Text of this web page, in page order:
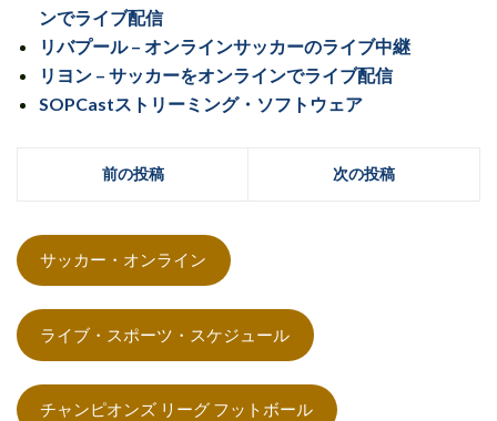
ンでライブ配信
リバプール – オンラインサッカーのライブ中継
リヨン – サッカーをオンラインでライブ配信
SOPCastストリーミング・ソフトウェア
前の投稿 次の投稿
サッカー・オンライン
ライブ・スポーツ・スケジュール
チャンピオンズ リーグ フットボール